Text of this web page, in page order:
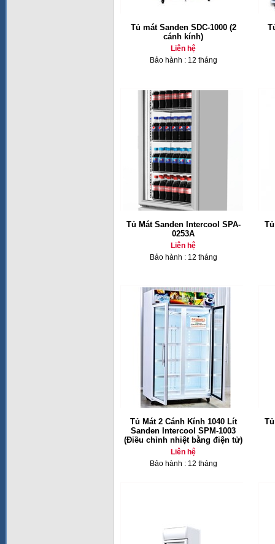
Tủ mát Sanden SDC-1000 (2
cánh kính)
Liên hệ
Bảo hành : 12 tháng
Tủ Mát Sanden Intercool SPA-
0253A
Liên hệ
Bảo hành : 12 tháng
Tủ Mát 2 Cánh Kính 1040 Lít
Sanden Intercool SPM-1003
(Điều chỉnh nhiệt bằng điện tử)
Liên hệ
Bảo hành : 12 tháng